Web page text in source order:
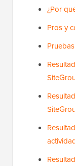
¿Por
Pros y